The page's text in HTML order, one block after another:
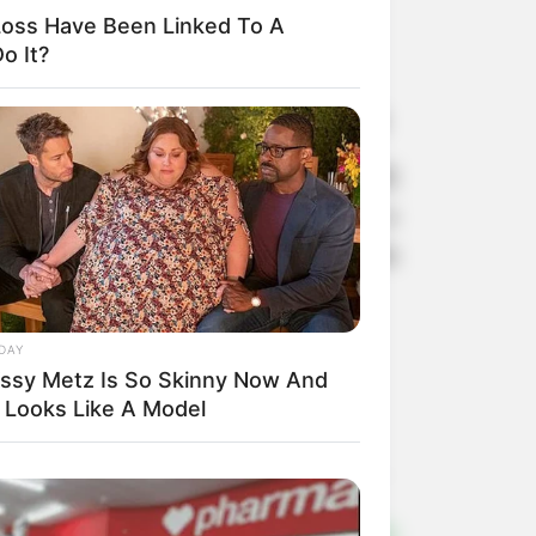
ser gastos no comércio local.
Ano, que realizará o sorteio de R$
especial, a Agenda de agosto e
no dia 24/08 o FeijoACE, no dia
Have Been Linked To A
It?
Metz Is So Skinny Now And
Looks Like A Model